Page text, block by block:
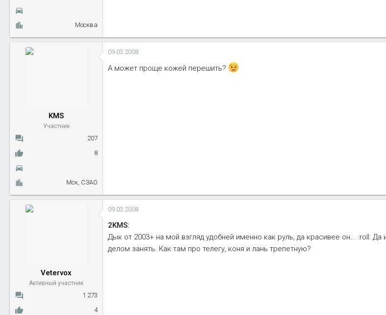
Москва
KMS
Участник
207
8
Мск, СЗАО
09.03.2008
А может проще кожей перешить?
Vetervox
Активный участник
1 273
4
09.03.2008
2KMS:
Дык от 2003+ на мой взгляд удобней именно как руль, да красивее он... :roll:
делом занять. Как там про телегу, коня и лань трепетную?